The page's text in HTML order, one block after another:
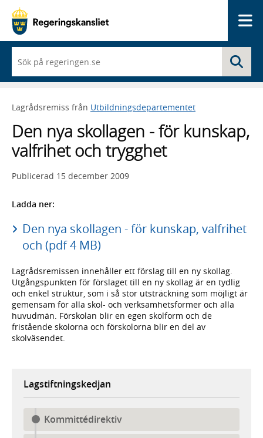
du
börjar
skriva
framträder
lista
med
sökförslag
Lagrådsremiss från Utbildningsdepartementet
Den nya skollagen - för kunskap,
valfrihet och trygghet
Publicerad 15 december 2009
Ladda ner:
Den nya skollagen - för kunskap, valfrihet
och (pdf 4 MB)
Lagrådsremissen innehåller ett förslag till en ny skollag.
Utgångspunkten för förslaget till en ny skollag är en tydlig
och enkel struktur, som i så stor utsträckning som möjligt är
gemensam för alla skol- och verksamhetsformer och alla
huvudmän. Förskolan blir en egen skolform och de
fristående skolorna och förskolorna blir en del av
skolväsendet.
Lagstiftningskedjan
Kommittédirektiv